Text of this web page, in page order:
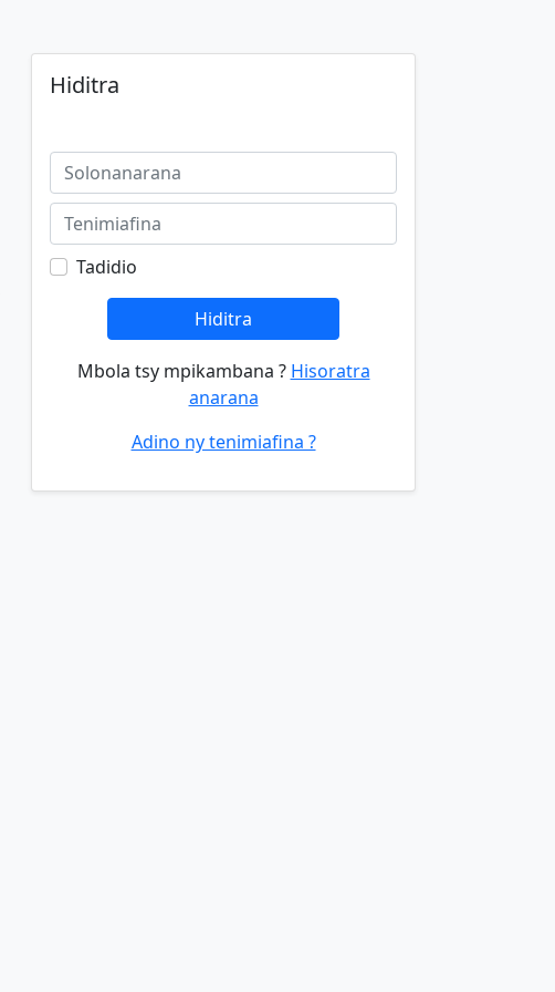
Hiditra
Tadidio
Hiditra
Mbola tsy mpikambana ? Hisoratra
anarana
Adino ny tenimiafina ?